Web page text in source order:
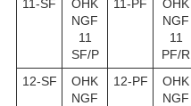
11-SF
OHK
NGF
11
SF/P
11-PF
OHK
NGF
11
PF/R
12-SF
OHK
NGF
12-PF
OHK
NGF